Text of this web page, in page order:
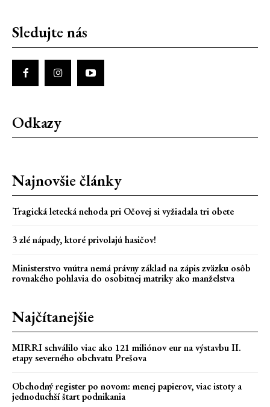
Sledujte nás
Odkazy
Najnovšie články
Tragická letecká nehoda pri Očovej si vyžiadala tri obete
3 zlé nápady, ktoré privolajú hasičov!
Ministerstvo vnútra nemá právny základ na zápis zväzku osôb
rovnakého pohlavia do osobitnej matriky ako manželstva
Najčítanejšie
MIRRI schválilo viac ako 121 miliónov eur na výstavbu II.
etapy severného obchvatu Prešova
Obchodný register po novom: menej papierov, viac istoty a
jednoduchší štart podnikania